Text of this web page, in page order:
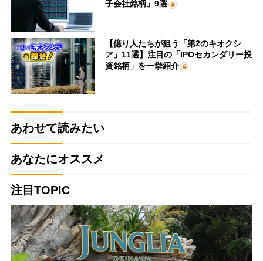
子会社銘柄」9選
【億り人たちが狙う「第2のキオクシ
ア」11選】注目の「IPOセカンダリー投
資銘柄」を一挙紹介
あわせて読みたい
あなたにオススメ
注目TOPIC